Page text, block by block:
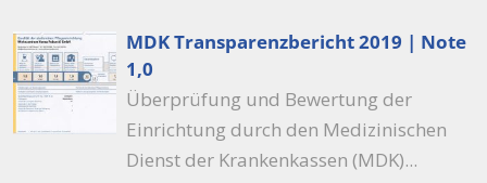
MDK Transparenzbericht 2019 | Note
1,0
Überprüfung und Bewertung der
Einrichtung durch den Medizinischen
Dienst der Krankenkassen (MDK)...